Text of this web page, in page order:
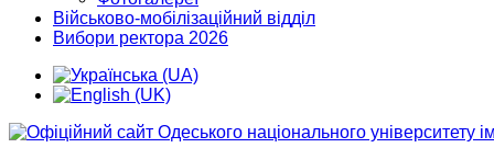
Військово-мобілізаційний відділ
Вибори ректора 2026